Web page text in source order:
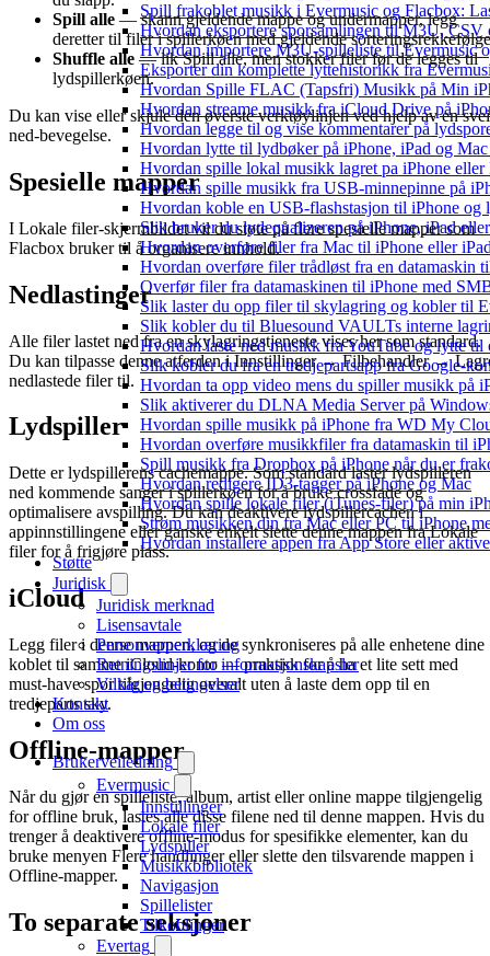
Spill frakoblet musikk i Evermusic og Flacbox:
Hvordan eksportere sporsamlingen til M3U,
Hvordan importere M3U-spilleliste til Evermusic
Eksporter din komplette lyttehistorikk fra
Hvordan Spille FLAC (Tapsfri) Musikk på Min
Hvordan streame musikk fra iCloud Drive på
Hvordan legge til og vise kommentarer på
Hvordan lytte til lydbøker på iPhone, iPad og
Hvordan spille lokal musikk lagret pa iPhone eller
Hvordan spille musikk fra USB-minnepinne på
Hvordan koble en USB-flashstasjon til iPhone
Slik bruker du lydequalizeren på iPhone, iPad
Hvordan overføre filer fra Mac til iPhone eller
Hvordan overføre filer trådløst fra en datamaskin
Overfør filer fra datamaskinen til iPhone med
Slik laster du opp filer til skylagring og kobler til
Slik kobler du til Bluesound VAULTs interne
Hvordan laste ned musikk fra YouTube og lytte
Slik kobler du fra en tredjepartsapp fra Google-
Hvordan ta opp video mens du spiller musikk på
Slik aktiverer du DLNA Media Server på
Hvordan spille musikk på iPhone fra WD My
Hvordan overføre musikkfiler fra datamaskin til
Spill musikk fra Dropbox på iPhone når du er
Hvordan redigere ID3-tagger på iPhone og Mac
Hvordan spille lokale filer (iTunes-filer) på min
Strøm musikken din fra Mac eller PC til iPhone
Hvordan installere appen fra App Store eller
Støtte
Juridisk
Juridisk merknad
Lisensavtale
Personvernerklæring
Retningslinjer for informasjonskapsler
Vilkår og betingelser
Kontakt
Om oss
Brukerveiledning
Evermusic
Innstillinger
Lokale filer
Lydspiller
Musikkbibliotek
Navigasjon
Spillelister
Tilkoblinger
Evertag
Spill alle — skann gjeldende mappe og undermapper, legg
deretter til filer i spillerkøen med gjeldende
Shuffle alle — lik Spill alle, men stokker filer før de legges til
lydspillerkøen.
Du kan vise eller skjule den øverste verktøylinjen ved hjelp av en
ned-bevegelse.
Spesielle mapper
I Lokale filer-skjermbildet vil du støte på flere spesielle mapper som
Flacbox bruker til å organisere innhold.
Nedlastinger
Alle filer lastet ned fra en skylagringstjeneste vises her som standard.
Du kan tilpasse denne atferden i Innstillinger → Filbehandler →
nedlastede filer til.
Lydspiller
Dette er lydspillerens cachemappe. Som standard laster lydspilleren
ned kommende sanger i spillerkøen for å bruke crossfade og
optimalisere avspilling. Du kan deaktivere lydspillercachen i
appinnstillingene eller ganske enkelt slette denne mappen fra Lokale
filer for å frigjøre plass.
iCloud
Legg filer i denne mappen, og de synkroniseres på alle enhetene dine
koblet til samme iCloud-konto — praktisk for å ha et lite sett med
must-have spor tilgjengelig overalt uten å laste dem opp til en
tredjeparts sky.
Offline-mapper
Når du gjør en spilleliste, album, artist eller online mappe tilgjengelig
for offline bruk, lastes alle disse filene ned til denne mappen. Hvis du
trenger å deaktivere offline-modus for spesifikke elementer, kan du
bruke menyen Flere handlinger eller slette den tilsvarende mappen i
Offline-mapper.
To separate seksjoner